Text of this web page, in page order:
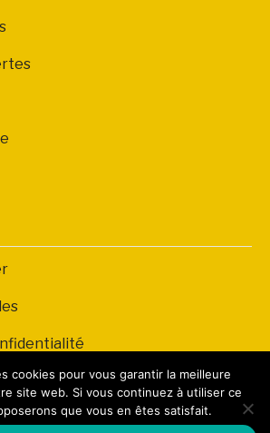
cookies pour vous garantir la meilleure
site web. Si vous continuez à utiliser ce
que vous en êtes satisfait.